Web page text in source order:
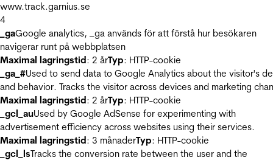
www.track.garnius.se
4
_gaGoogle analytics, _ga används för att förstå hur besökaren
navigerar runt på webbplatsen
Maximal lagringstid: 2 årTyp: HTTP-cookie
_ga_#Used to send data to Google Analytics about the visitor's
and behavior. Tracks the visitor across devices and marketing
Maximal lagringstid: 2 årTyp: HTTP-cookie
_gcl_auUsed by Google AdSense for experimenting with
advertisement efficiency across websites using their services.
Maximal lagringstid: 3 månaderTyp: HTTP-cookie
_gcl_lsTracks the conversion rate between the user and the